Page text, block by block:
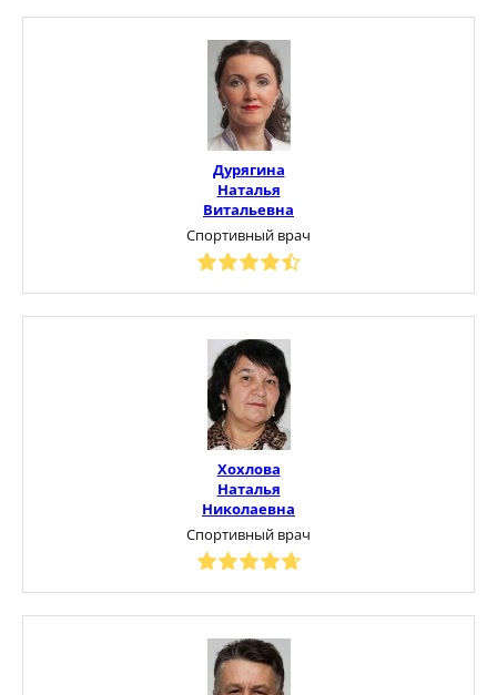
Дурягина
Наталья
Витальевна
Спортивный врач
Хохлова
Наталья
Николаевна
Спортивный врач